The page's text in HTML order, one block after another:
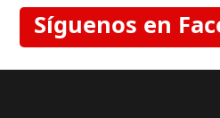
Síguenos en